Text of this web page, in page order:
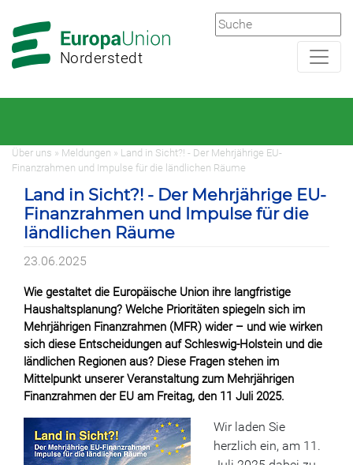
Hauptnavigation
Hauptbereich
Norderstedt
Über uns » Meldungen » Land in Sicht?! - Der Mehrjährige EU-
Finanzrahmen und Impulse für die ländlichen Räume
Land in Sicht?! - Der Mehrjährige EU-
Finanzrahmen und Impulse für die
ländlichen Räume
23.06.2025
Wie gestaltet die Europäische Union ihre langfristige
Haushaltsplanung? Welche Prioritäten spiegeln sich im
Mehrjährigen Finanzrahmen (MFR) wider – und wie wirken
sich diese Entscheidungen auf Schleswig-Holstein und die
ländlichen Regionen aus? Diese Fragen stehen im
Mittelpunkt unserer Veranstaltung zum Mehrjährigen
Finanzrahmen der EU am Freitag, den 11 Juli 2025.
Wir laden Sie
herzlich ein, am 11.